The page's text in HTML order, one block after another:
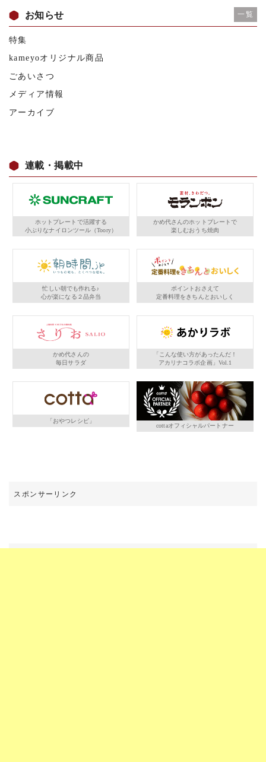
お知らせ 一覧
特集
kameyoオリジナル商品
ごあいさつ
メディア情報
アーカイブ
連載・掲載中
ホットプレートで活躍する
小ぶりなナイロンツール（Toory）
かめ代さんのホットプレートで
楽しむおうち焼肉
忙しい朝でも作れる♪
心が楽になる２品弁当
ポイントおさえて
定番料理をきちんとおいしく
かめ代さんの
毎日サラダ
「こんな使い方があったんだ！
アカリナコラボ企画」Vol.1
「おやつレシピ」
cottaオフィシャルパートナー